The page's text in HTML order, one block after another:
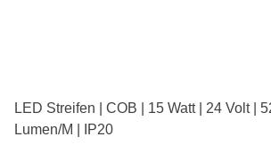
LED Streifen | COB | 15 Watt | 24 Volt |
Lumen/M | IP20